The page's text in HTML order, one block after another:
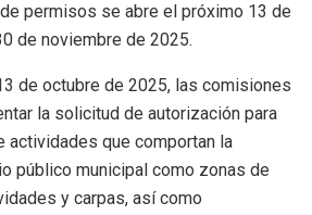
permisos se abre el próximo 13 de
de noviembre de 2025.
de octubre de 2025, las comisiones
la solicitud de autorización para
actividades que comportan la
público municipal como zonas de
y carpas, así como